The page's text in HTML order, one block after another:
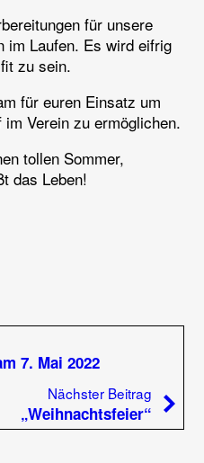
für unsere
im Laufen. Es wird eifrig
zu sein.
für euren Einsatz um
Verein zu ermöglichen.
tollen Sommer,
das Leben!
7. Mai 2022
Nächster Beitrag
„Weihnachtsfeier“